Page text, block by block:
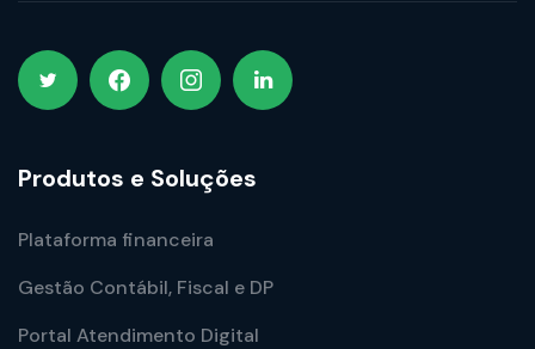
Produtos e Soluções
Plataforma financeira
Gestão Contábil, Fiscal e DP
Portal Atendimento Digital